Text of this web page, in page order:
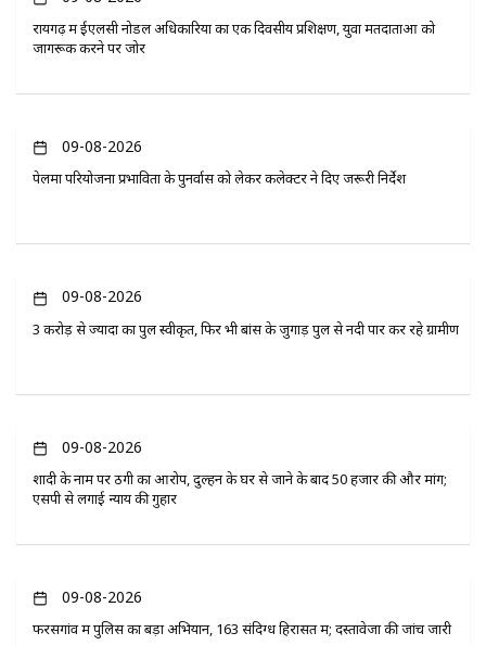
रायगढ़ में ईएलसी नोडल अधिकारियों का एक दिवसीय प्रशिक्षण, युवा मतदाताओं को
जागरूक करने पर जोर
09-08-2026
पेलमा परियोजना प्रभावितों के पुनर्वास को लेकर कलेक्टर ने दिए जरूरी निर्देश
09-08-2026
3 करोड़ से ज्यादा का पुल स्वीकृत, फिर भी बांस के जुगाड़ पुल से नदी पार कर रहे ग्रामीण
09-08-2026
शादी के नाम पर ठगी का आरोप, दुल्हन के घर से जाने के बाद 50 हजार की और मांग;
एसपी से लगाई न्याय की गुहार
09-08-2026
फरसगांव में पुलिस का बड़ा अभियान, 163 संदिग्ध हिरासत में; दस्तावेजों की जांच जारी